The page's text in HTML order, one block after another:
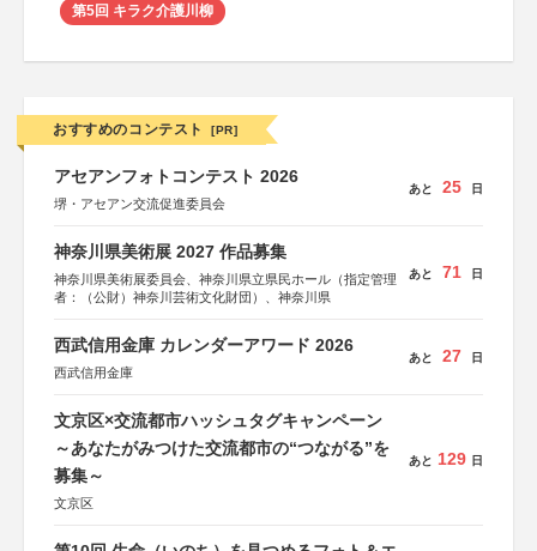
第5回 キラク介護川柳
おすすめのコンテスト [PR]
アセアンフォトコンテスト 2026
堺・アセアン交流促進委員会
あと 25 日
神奈川県美術展 2027 作品募集
神奈川県美術展委員会、神奈川県立県民ホール（指定管理
者：（公財）神奈川芸術文化財団）、神奈川県
あと 71 日
西武信用金庫 カレンダーアワード 2026
西武信用金庫
あと 27 日
文京区×交流都市ハッシュタグキャンペーン
～あなたがみつけた交流都市の“つながる”を
募集～
文京区
あと 129 日